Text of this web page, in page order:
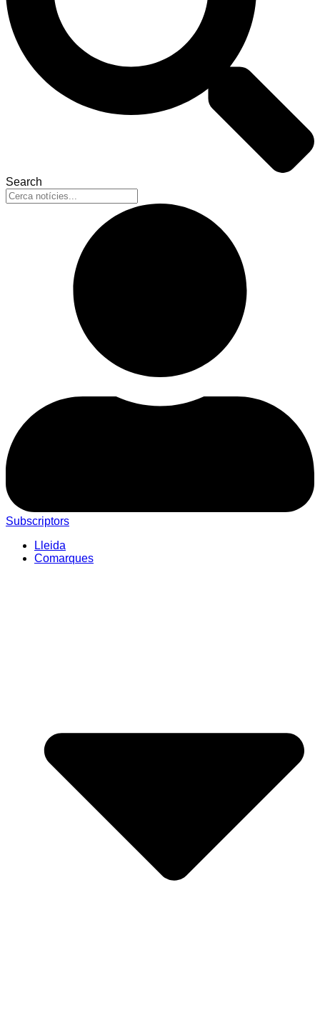
Search
Subscriptors
Lleida
Comarques